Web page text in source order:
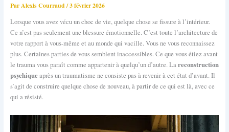
ParAlexis Courraud/3 février 2026
Lorsque vous avez vécu un choc de vie, quelque chose se fissure à l’intérieur.
Ce n’est pas seulement une blessure émotionnelle. C’est toute l’architecture de
votre rapport à vous-même et au monde qui vacille. Vous ne vous reconnaissez
plus. Certaines parties de vous semblent inaccessibles. Ce que vous étiez avant
le trauma vous paraît comme appartenir à quelqu’un d’autre. Lareconstruction
psychiqueaprès un traumatisme ne consiste pas à revenir à cet état d’avant. Il
s’agit de construire quelque chose de nouveau, à partir de ce qui est là, avec ce
qui a résisté.